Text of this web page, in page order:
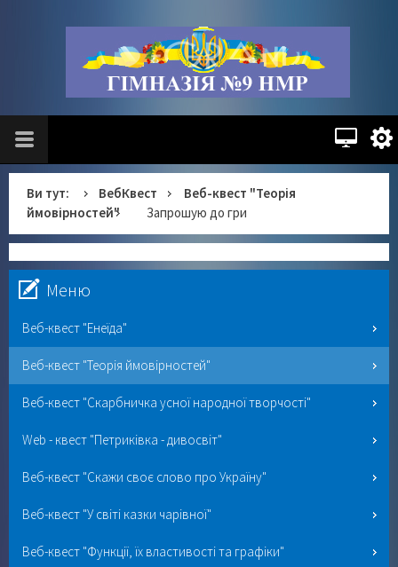
Ви тут: ВебКвест
Веб-квест "Теорія
ймовірностей"
Запрошую до гри
Меню
Веб-квест "Енеїда"
Веб-квест "Теорія ймовірностей"
Веб-квест "Скарбничка усної народної творчості"
Web - квест "Петриківка - дивосвіт"
Веб-квест "Скажи своє слово про Україну"
Веб-квест "У світі казки чарівної"
Веб-квест "Функції, їх властивості та графіки"